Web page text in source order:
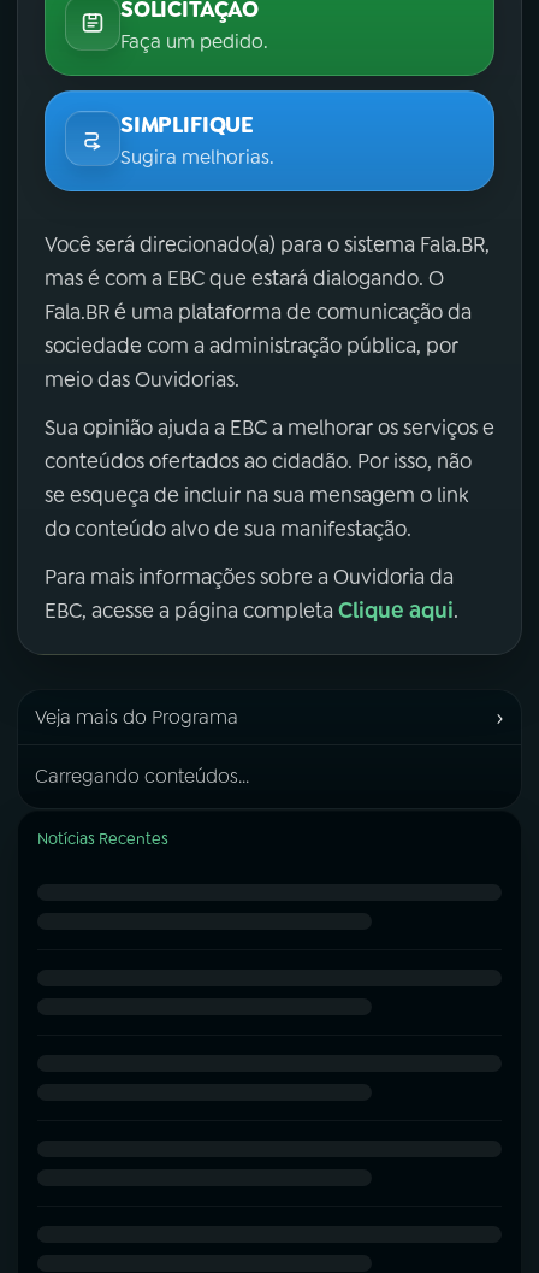
SOLICITAÇÃO
Faça um pedido.
SIMPLIFIQUE
Sugira melhorias.
Você será direcionado(a) para o sistema Fala.BR,
mas é com a EBC que estará dialogando. O
Fala.BR é uma plataforma de comunicação da
sociedade com a administração pública, por
meio das Ouvidorias.
Sua opinião ajuda a EBC a melhorar os serviços e
conteúdos ofertados ao cidadão. Por isso, não
se esqueça de incluir na sua mensagem o link
do conteúdo alvo de sua manifestação.
Para mais informações sobre a Ouvidoria da
EBC, acesse a página completa Clique aqui.
Veja mais do Programa ›
Carregando conteúdos...
Notícias Recentes